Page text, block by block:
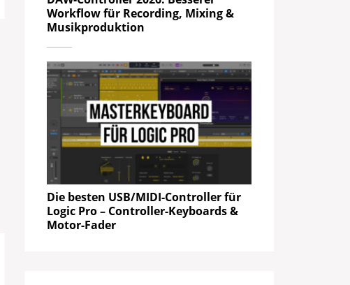
Workflow für Recording, Mixing &
Musikproduktion
Die besten USB/MIDI-Controller für
Logic Pro – Controller-Keyboards &
Motor-Fader